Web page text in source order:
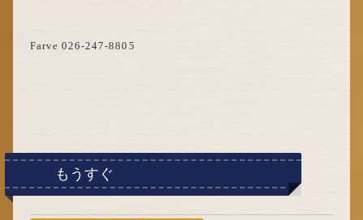
Farve 026-247-8805
もうすぐ